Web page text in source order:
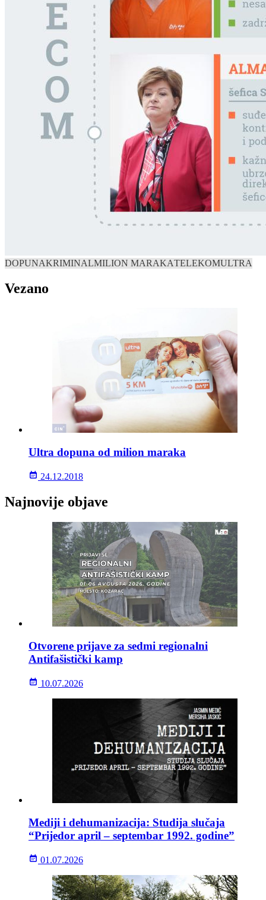
DOPUNAKRIMINALMILION MARAKATELEKOMULTRA
Vezano
Ultra dopuna od milion maraka
24.12.2018
Najnovije objave
Otvorene prijave za sedmi regionalni
Antifašistički kamp
10.07.2026
Mediji i dehumanizacija: Studija slučaja
“Prijedor april – septembar 1992. godine”
01.07.2026